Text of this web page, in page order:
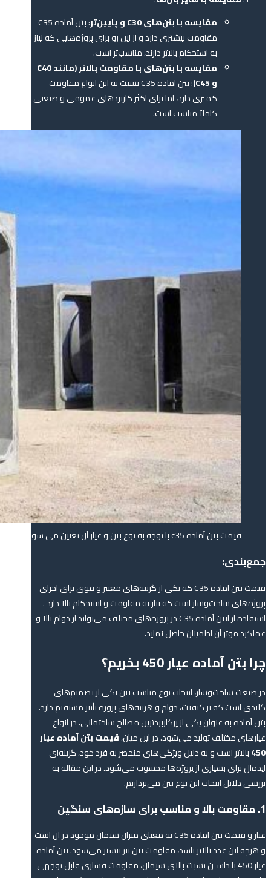
مقایسه با بتن‌های C30 و پایین‌تر
: بتن آماده C35
مقاومت بیشتری دارد و از این رو برای پروژه‌هایی که نیاز
به استحکام بالاتر دارند، مناسب‌تر است.
مقایسه با بتن‌های با مقاومت بالاتر (مانند C40
و C45)
: بتن آماده C35 نسبت به این انواع مقاومت
کمتری دارد، اما برای اکثر کاربردهای عمومی و صنعتی
کاملاً مناسب است.
قیمت بتن آماده c35 با توجه به نوع بتن و عیار آن تعیین می شود
جمع‌بندی:
قیمت بتن آماده C35 که یکی از گزینه‌های معتبر و قوی برای اجرای
پروژه‌های ساخت‌وساز است که نیاز به مقاومت و استحکام بالا دارد .
استفاده از ابتن آماده C35 در پروژه‌های مختلف می‌تواند از دوام بالا و
عملکرد موثر آن اطمینان حاصل نماید.
چرا بتن آماده عیار 450 بخریم؟
در صنعت ساخت‌وساز، انتخاب نوع مناسب بتن یکی از تصمیم‌های
کلیدی است که بر کیفیت، دوام و هزینه‌های پروژه تأثیر مستقیم دارد.
بتن آماده به عنوان یکی از پرکاربردترین مصالح ساختمانی، در انواع
عیارهای مختلف تولید می‌شود. در این میان،قیمتبتن آماده عیار
450بالاتر است و به دلیل ویژگی‌های منحصر به فرد خود، گزینه‌ای
ایده‌آل برای بسیاری از پروژه‌ها محسوب می‌شود. در این مقاله به
بررسی دلایل انتخاب این نوع بتن می‌پردازیم.
1. مقاومت بالا و مناسب برای سازه‌های سنگین
عیار و قیمت بتن آماده C35 به معنای میزان سیمان موجود در آن است
و هرچه این عدد بالاتر باشد، مقاومت بتن نیز بیشتر می‌شود. بتن آماده
عیار 450 با داشتن نسبت بالای سیمان، مقاومت فشاری قابل توجهی